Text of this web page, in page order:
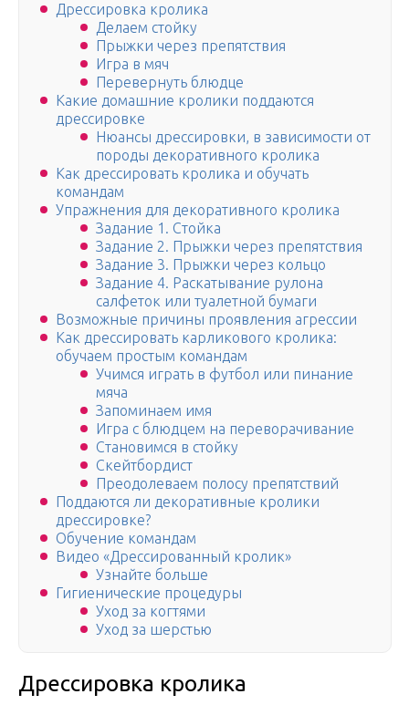
Дрессировка кролика
Делаем стойку
Прыжки через препятствия
Игра в мяч
Перевернуть блюдце
Какие домашние кролики поддаются
дрессировке
Нюансы дрессировки, в зависимости от
породы декоративного кролика
Как дрессировать кролика и обучать
командам
Упражнения для декоративного кролика
Задание 1. Стойка
Задание 2. Прыжки через препятствия
Задание 3. Прыжки через кольцо
Задание 4. Раскатывание рулона
салфеток или туалетной бумаги
Возможные причины проявления агрессии
Как дрессировать карликового кролика:
обучаем простым командам
Учимся играть в футбол или пинание
мяча
Запоминаем имя
Игра с блюдцем на переворачивание
Становимся в стойку
Скейтбордист
Преодолеваем полосу препятствий
Поддаются ли декоративные кролики
дрессировке?
Обучение командам
Видео «Дрессированный кролик»
Узнайте больше
Гигиенические процедуры
Уход за когтями
Уход за шерстью
Дрессировка кролика